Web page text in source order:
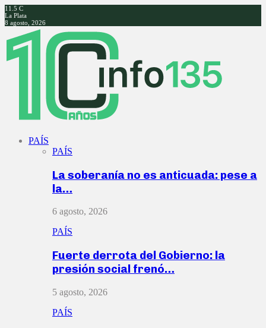
11.5 C
La Plata
8 agosto, 2026
Facebook
Twitter
Instagram
Youtube
PAÍS
PAÍS
La soberanía no es anticuada: pese a
la…
6 agosto, 2026
PAÍS
Fuerte derrota del Gobierno: la
presión social frenó…
5 agosto, 2026
PAÍS